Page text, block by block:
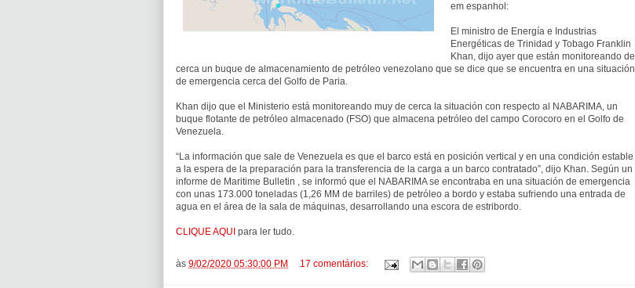
em espanhol:
El ministro de Energía e Industrias
Energéticas de Trinidad y Tobago Franklin
Khan, dijo ayer que están monitoreando de
cerca un buque de almacenamiento de petróleo venezolano que se dice que se encuentra en una situación
de emergencia cerca del Golfo de Paria.
Khan dijo que el Ministerio está monitoreando muy de cerca la situación con respecto al NABARIMA, un
buque flotante de petróleo almacenado (FSO) que almacena petróleo del campo Corocoro en el Golfo de
Venezuela.
“La información que sale de Venezuela es que el barco está en posición vertical y en una condición estable
a la espera de la preparación para la transferencia de la carga a un barco contratado”, dijo Khan. Según un
informe de Maritime Bulletin , se informó que el NABARIMA se encontraba en una situación de emergencia
con unas 173.000 toneladas (1,26 MM de barriles) de petróleo a bordo y estaba sufriendo una entrada de
agua en el área de la sala de máquinas, desarrollando una escora de estribordo.
CLIQUE AQUI para ler tudo.
às 9/02/2020 05:30:00 PM 17 comentários: